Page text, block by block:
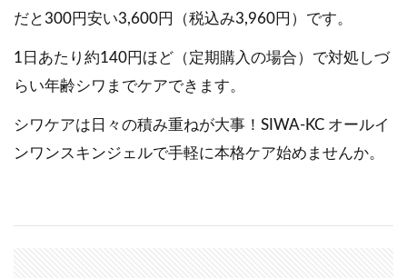
だと300円安い3,600円（税込み3,960円）です。
1日あたり約140円ほど（定期購入の場合）で対処しづ
らい年齢シワまでケアできます。
シワケアは日々の積み重ねが大事！SIWA-KC オールイ
ンワンスキンジェルで手軽に本格ケア始めませんか。